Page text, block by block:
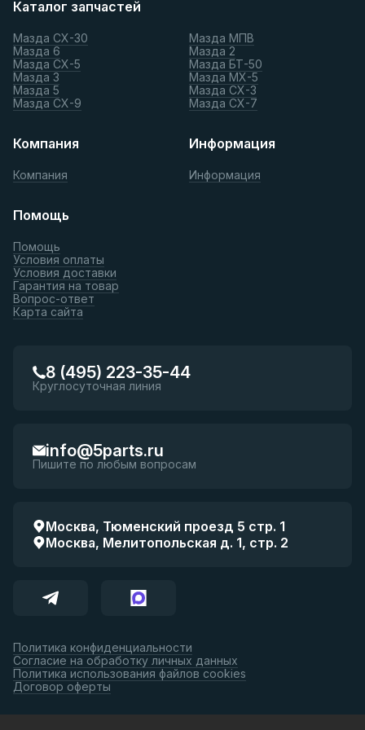
Каталог запчастей
Мазда СХ-30
Мазда 6
Мазда СХ-5
Мазда 3
Мазда 5
Мазда СХ-9
Мазда МПВ
Мазда 2
Мазда БТ-50
Мазда МХ-5
Мазда СХ-3
Мазда СХ-7
Компания
Компания
Информация
Информация
Помощь
Помощь
Условия оплаты
Условия доставки
Гарантия на товар
Вопрос-ответ
Карта сайта
8 (495) 223-35-44
Круглосуточная линия
info@5parts.ru
Пишите по любым вопросам
Москва, Тюменский проезд 5 стр. 1
Москва, Мелитопольская д. 1, стр. 2
Политика конфиденциальности
Согласие на обработку личных данных
Политика использования файлов cookies
Договор оферты